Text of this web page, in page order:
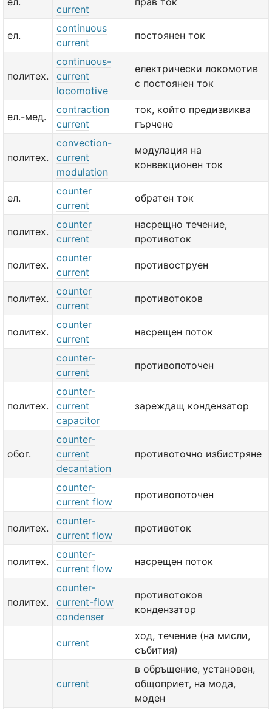
current
ел.
continuous
current
постоянен ток
политех.
continuous-
current
locomotive
електрически локомотив
с постоянен ток
ел.-мед.
contraction
current
ток, който предизвиква
гърчене
политех.
convection-
current
modulation
модулация на
конвекционен ток
ел.
counter
current
обратен ток
политех.
counter
current
насрещно течение,
противоток
политех.
counter
current
противоструен
политех.
counter
current
противотоков
политех.
counter
current
насрещен поток
counter-
current
противопоточен
политех.
counter-
current
capacitor
зареждащ кондензатор
обог.
counter-
current
decantation
противоточно избистряне
counter-
current flow
противопоточен
политех.
counter-
current flow
противоток
политех.
counter-
current flow
насрещен поток
политех.
counter-
current-flow
condenser
противотоков
кондензатор
current
ход, течение (на мисли,
събития)
current
в обръщение, установен,
общоприет, на мода,
моден